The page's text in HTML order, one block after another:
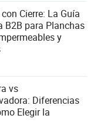
Cierre: La Guía
B2B para Planchas
y
vs
Diferencias
Elegir la